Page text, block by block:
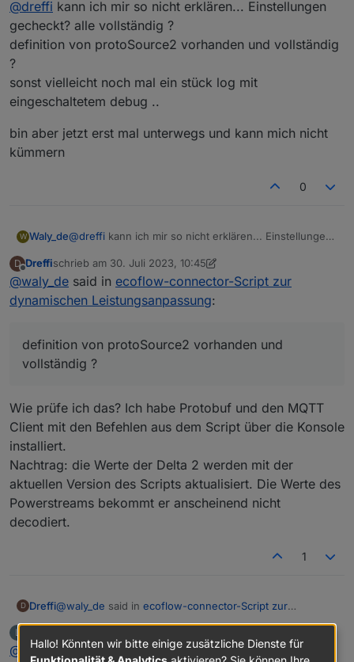
@dreffi kann ich mir so nicht erklären... Einstellungen
gecheckt? alle vollständig ?
definition von protoSource2 vorhanden und vollständig
?
sonst vielleicht noch mal ein stück log mit
eingeschaltetem debug ..
bin aber jetzt erst mal unterwegs und kann mich nicht
kümmern
0
W Waly_de@dreffi kann ich mir so nicht erklären... Einstellungen
definition von protoSource2 vorhanden und
vollständig ?
sonst vielleicht noch mal ein stück log mit
eingeschaltetem debug ..
bin aber jetzt erst mal unterwegs und kann mich nicht
kümmern
D
Offline
Dreffischrieb am 30. Juli 2023, 10:45
zuletzt editiert von Dreffi
@waly_de said in ecoflow-connector-Script zur
dynamischen Leistungsanpassung:
definition von protoSource2 vorhanden und
vollständig ?
Wie prüfe ich das? Ich habe Protobuf und den MQTT
Client mit den Befehlen aus dem Script über die Konsole
installiert.
Nachtrag: die Werte der Delta 2 werden mit der
aktuellen Version des Scripts aktualisiert. Die Werte des
Powerstreams bekommt er anscheinend nicht
decodiert.
1
D Dreffi@waly_de said in ecoflow-connector-Script zur
dynamischen Leistungsanpassung:
definition von protoSource2 vorhanden und
L
Offline zuletzt editiert von LordMinorin
@ dreffisaid inecoflow-connector-Script zur
Hallo! Könnten wir bitte einige zusätzliche Dienste für